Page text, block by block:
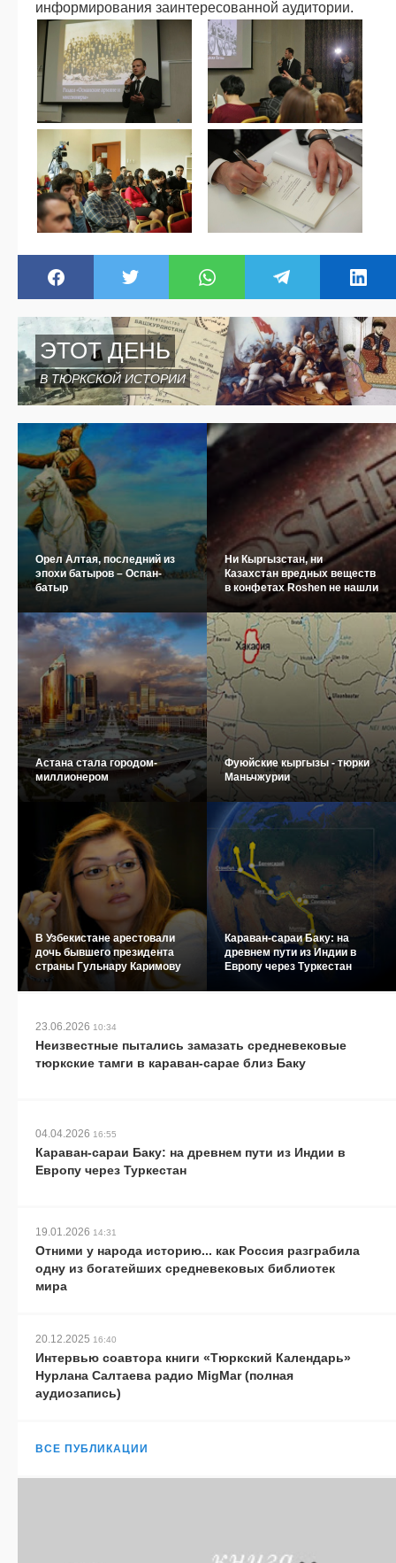
информирования заинтересованной аудитории.
ЭТОТ ДЕНЬ
В ТЮРКСКОЙ ИСТОРИИ
Орел Алтая, последний из
эпохи батыров – Оспан-
батыр
Ни Кыргызстан, ни
Казахстан вредных веществ
в конфетах Roshen не нашли
Астана стала городом-
миллионером
Фуюйские кыргызы - тюрки
Маньчжурии
В Узбекистане арестовали
дочь бывшего президента
страны Гульнару Каримову
Караван-сараи Баку: на
древнем пути из Индии в
Европу через Туркестан
23.06.2026 10:34
Неизвестные пытались замазать средневековые
тюркские тамги в караван-сарае близ Баку
04.04.2026 16:55
Караван-сараи Баку: на древнем пути из Индии в
Европу через Туркестан
19.01.2026 14:31
Отними у народа историю... как Россия разграбила
одну из богатейших средневековых библиотек
мира
20.12.2025 16:40
Интервью соавтора книги «Тюркский Календарь»
Нурлана Салтаева радио MigMar (полная
аудиозапись)
ВСЕ ПУБЛИКАЦИИ